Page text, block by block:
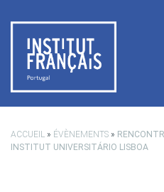
ACCUEIL » ÉVÈNEMENTS »
INSTITUT UNIVERSITÁRIO LISBOA